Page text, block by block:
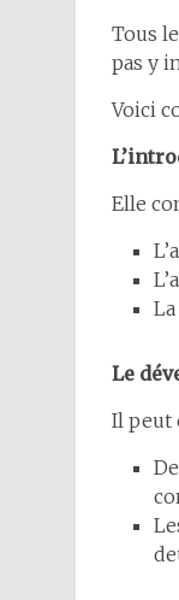
Tous
pas y
Voici
Elle
Le
Il peut